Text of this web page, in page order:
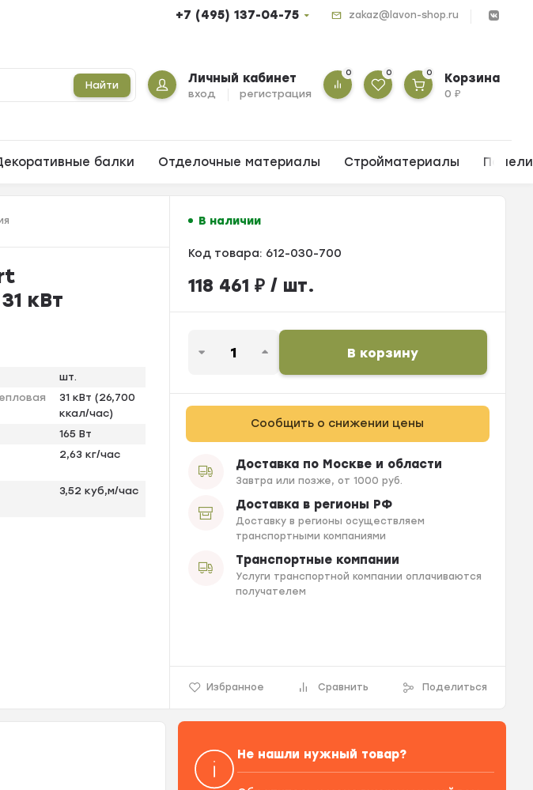
+7 (495) 137-04-75 zakaz@lavon-shop.ru
Найти Личный кабинет
вход регистрация
0 0 0 Корзина
0₽
балки Отделочные материалы Стройматериалы
кВт
шт.
31 кВт (26,700
ккал/час)
165 Вт
2,63 кг/час
3,52 куб,м/час
В наличии
Код товара: 612-030-700
118 461 ₽/ шт.
В корзину
Сообщить о снижении цены
Доставка по Москве и области
Завтра или позже, от 1000 руб.
Доставка в регионы РФ
Доставку в регионы осуществляем
транспортными компаниями
Транспортные компании
Услуги транспортной компании оплачиваются
получателем
Избранное Сравнить Поделиться
Не нашли нужный товар?